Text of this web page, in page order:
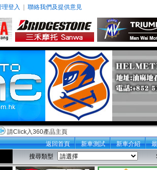
理登入 聯絡我們及提供意見
請Click入360產品主頁
返回首頁
新車測試 新車介紹
搜尋類型